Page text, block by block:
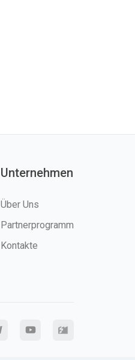
Unternehmen
Über Uns
Partnerprogramm
Kontakte